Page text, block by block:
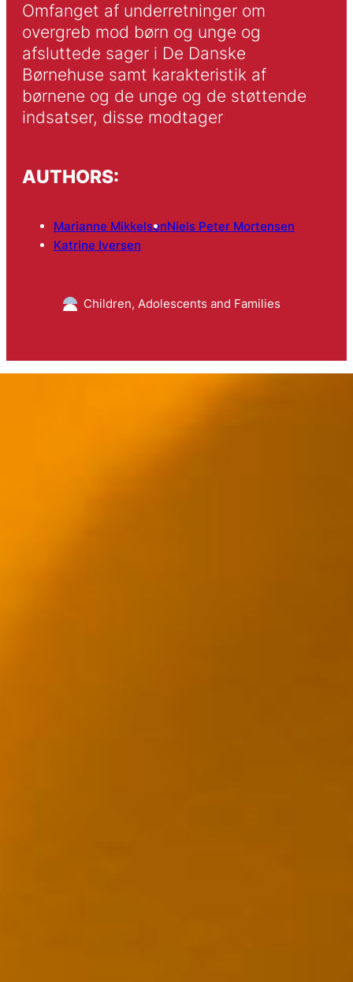
Omfanget af underretninger om
overgreb mod børn og unge og
afsluttede sager i De Danske
Børnehuse samt karakteristik af
børnene og de unge og de støttende
indsatser, disse modtager
AUTHORS:
Marianne MikkelsenNiels Peter Mortensen
Katrine Iversen
Children, Adolescents and Families